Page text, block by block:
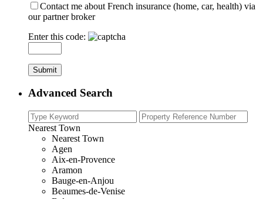
Contact me about French insurance (home, car, health) via
our partner broker
Enter this code:
Advanced Search
Nearest Town
Nearest Town
Agen
Aix-en-Provence
Aramon
Bauge-en-Anjou
Beaumes-de-Venise